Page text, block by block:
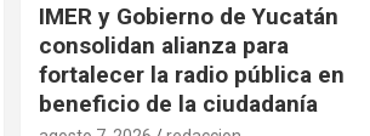
IMER y Gobierno de Yucatán
consolidan alianza para
fortalecer la radio pública en
beneficio de la ciudadanía